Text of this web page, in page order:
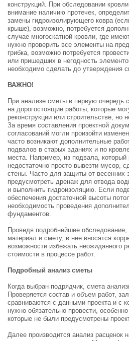
конструкций. При обследовании
внимание наличию протечек,
замены гидроизолирующего ковра
крыше), возможно, потребуется
случае многоскатной кровли, где
нужно проверить все элементы на
грибка, возможно потребуется
или пришедших в негодность
необходимо сделать до утверждения
ВАЖНО!
При анализе сметы в первую очередь
на дорогостоящие работы, которые
реконструкции или строительстве, но
За время составления проектной
согласований могли произойти
часто возникают дополнительные
подвалов в старых зданиях и по
места. Например, из подвала,
недостаточно просто вывезти мусор,
стены. Часто для защиты от весенних
предусмотреть дренаж для отвода
и выполнить гидроизоляцию. Если
обеспечения достаточной высоты
необходимость проведения
фундаментов.
Проведя подробнейшее обследование,
материал и смету, в нее вносятся
возможности избежать неожиданного
стоимости в процессе работ.
Подробный анализ сметы
Когда выбран подрядчик, смета
Проверяется состав и объем работ,
сравниваются с данными проекта и с
нужно обязательно провести,
которые не были предусмотрены
Далее производится анализ расценок